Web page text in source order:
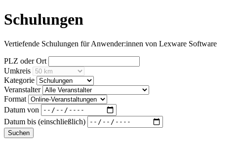
Schulungen
Vertiefende Schulungen für Anwender:innen von Lexware Software
PLZ oder Ort
Umkreis
Kategorie
Veranstalter
Format
Datum von
Datum bis (einschließlich)
Suchen